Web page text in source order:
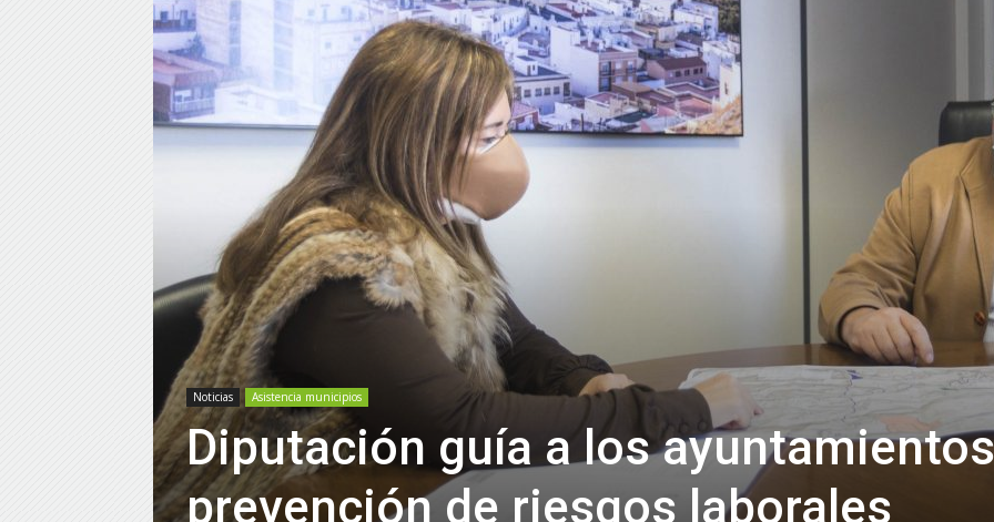
Noticias Asistencia municipios
Diputación guía a los
prevención de riesgos laborales